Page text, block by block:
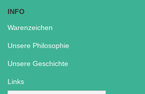
INFO
Warenzeichen
Unsere Philosophie
Unsere Geschichte
Links